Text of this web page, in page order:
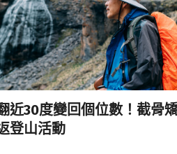
近30度變回個位數！截骨
登山活動